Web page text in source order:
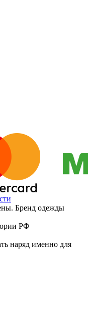
Бренд одежды
РФ
наряд именно для